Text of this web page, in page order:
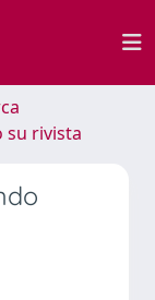
su rivista